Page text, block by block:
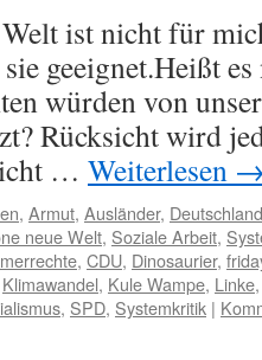
ist nicht für
geeignet.Heißt
würden von
Rücksicht wird
… Weiterlesen
, Armut, Ausländer, Deutschland
neue Welt, Soziale Arbeit,
, CDU, Dinosaurier,
Klimawandel, Kule Wampe, Linke
, SPD, Systemkritik |